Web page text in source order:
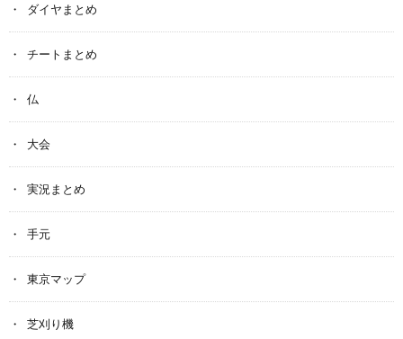
ダイヤまとめ
チートまとめ
仏
大会
実況まとめ
手元
東京マップ
芝刈り機